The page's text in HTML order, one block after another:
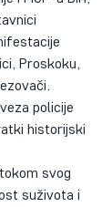
Proskoku,
policije
historijski
svog
suživota i